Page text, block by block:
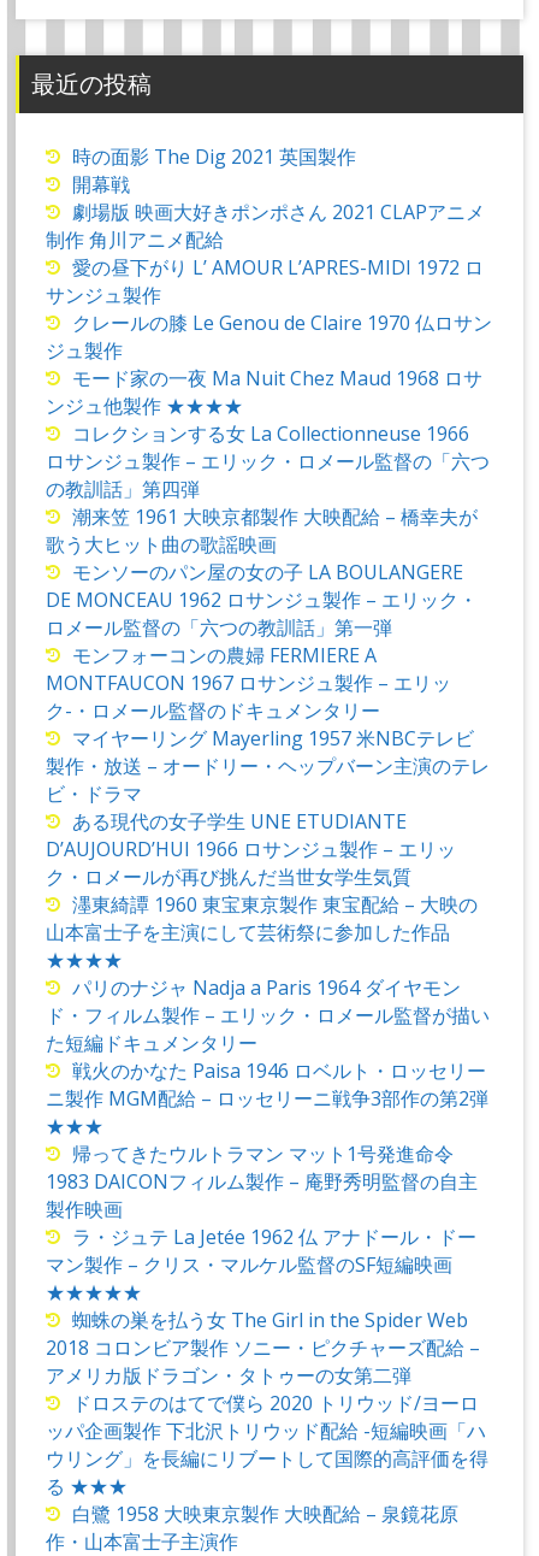
最近の投稿
時の面影 The Dig 2021 英国製作
開幕戦
劇場版 映画大好きポンポさん 2021 CLAPアニメ
制作 角川アニメ配給
愛の昼下がり L’ AMOUR L’APRES-MIDI 1972 ロ
サンジュ製作
クレールの膝 Le Genou de Claire 1970 仏ロサン
ジュ製作
モード家の一夜 Ma Nuit Chez Maud 1968 ロサ
ンジュ他製作 ★★★★
コレクションする女 La Collectionneuse 1966
ロサンジュ製作 – エリック・ロメール監督の「六つ
の教訓話」第四弾
潮来笠 1961 大映京都製作 大映配給 – 橋幸夫が
歌う大ヒット曲の歌謡映画
モンソーのパン屋の女の子 LA BOULANGERE
DE MONCEAU 1962 ロサンジュ製作 – エリック・
ロメール監督の「六つの教訓話」第一弾
モンフォーコンの農婦 FERMIERE A
MONTFAUCON 1967 ロサンジュ製作 – エリッ
ク-・ロメール監督のドキュメンタリー
マイヤーリング Mayerling 1957 米NBCテレビ
製作・放送 – オードリー・ヘップバーン主演のテレ
ビ・ドラマ
ある現代の女子学生 UNE ETUDIANTE
D’AUJOURD’HUI 1966 ロサンジュ製作 – エリッ
ク・ロメールが再び挑んだ当世女学生気質
濹東綺譚 1960 東宝東京製作 東宝配給 – 大映の
山本富士子を主演にして芸術祭に参加した作品
★★★★
パリのナジャ Nadja a Paris 1964 ダイヤモン
ド・フィルム製作 – エリック・ロメール監督が描い
た短編ドキュメンタリー
戦火のかなた Paisa 1946 ロベルト・ロッセリー
ニ製作 MGM配給 – ロッセリーニ戦争3部作の第2弾
★★★
帰ってきたウルトラマン マット1号発進命令
1983 DAICONフィルム製作 – 庵野秀明監督の自主
製作映画
ラ・ジュテ La Jetée 1962 仏 アナドール・ドー
マン製作 – クリス・マルケル監督のSF短編映画
★★★★★
蜘蛛の巣を払う女 The Girl in the Spider Web
2018 コロンビア製作 ソニー・ピクチャーズ配給 –
アメリカ版ドラゴン・タトゥーの女第二弾
ドロステのはてで僕ら 2020 トリウッド/ヨーロ
ッパ企画製作 下北沢トリウッド配給 -短編映画「ハ
ウリング」を長編にリブートして国際的高評価を得
る ★★★
白鷺 1958 大映東京製作 大映配給 – 泉鏡花原
作・山本富士子主演作